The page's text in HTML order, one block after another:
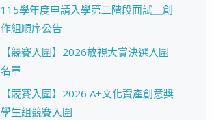
115學年度申請入學第二階段面試＿創
作組順序公告
【競賽入圍】2026放視大賞決選入圍
名單
【競賽入圍】2026 A+文化資產創意獎
學生組競賽入圍